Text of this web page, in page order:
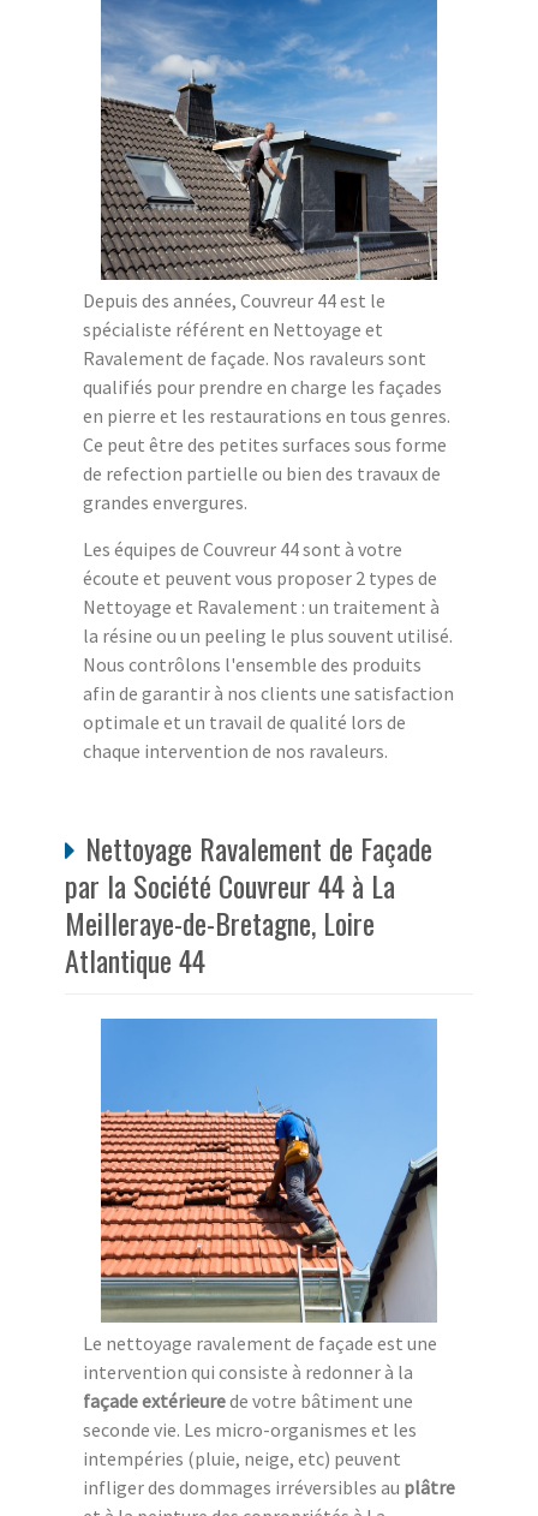
Depuis des années, Couvreur 44 est le
spécialiste référent en Nettoyage et
Ravalement de façade. Nos ravaleurs sont
qualifiés pour prendre en charge les façades
en pierre et les restaurations en tous genres.
Ce peut être des petites surfaces sous forme
de refection partielle ou bien des travaux de
grandes envergures.
Les équipes de Couvreur 44 sont à votre
écoute et peuvent vous proposer 2 types de
Nettoyage et Ravalement : un traitement à
la résine ou un peeling le plus souvent utilisé.
Nous contrôlons l'ensemble des produits
afin de garantir à nos clients une satisfaction
optimale et un travail de qualité lors de
chaque intervention de nos ravaleurs.
Nettoyage Ravalement de Façade
par la Société Couvreur 44 à La
Meilleraye-de-Bretagne, Loire
Atlantique 44
Le nettoyage ravalement de façade est une
intervention qui consiste à redonner à la
façade extérieurede votre bâtiment une
seconde vie. Les micro-organismes et les
intempéries (pluie, neige, etc) peuvent
infliger des dommages irréversibles au plâtre